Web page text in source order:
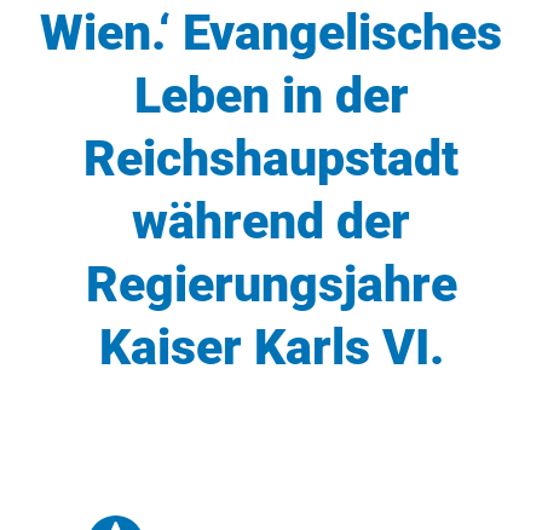
Wien.‘ Evangelisches
Leben in der
Reichshaupstadt
während der
Regierungsjahre
Kaiser Karls VI.